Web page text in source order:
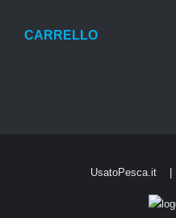
CARRELLO
UsatoPesca.it |